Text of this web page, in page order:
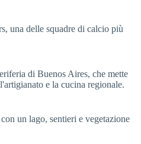
una delle squadre di calcio più
di Buenos Aires, che mette
e la cucina regionale.
un lago, sentieri e vegetazione